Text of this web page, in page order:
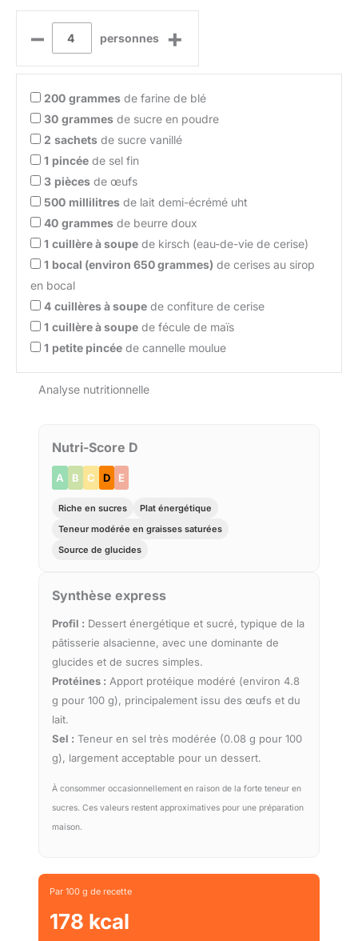
– personnes +
200 grammes de farine de blé
30 grammes de sucre en poudre
2 sachets de sucre vanillé
1 pincée de sel fin
3 pièces de œufs
500 millilitres de lait demi-écrémé uht
40 grammes de beurre doux
1 cuillère à soupe de kirsch (eau-de-vie de cerise)
1 bocal (environ 650 grammes) de cerises au sirop
en bocal
4 cuillères à soupe de confiture de cerise
1 cuillère à soupe de fécule de maïs
1 petite pincée de cannelle moulue
Analyse nutritionnelle
Nutri-Score D
A B C D E
Riche en sucres
Plat énergétique
Teneur modérée en graisses saturées
Source de glucides
Synthèse express
Profil : Dessert énergétique et sucré, typique de la
pâtisserie alsacienne, avec une dominante de
glucides et de sucres simples.
Protéines : Apport protéique modéré (environ 4.8
g pour 100 g), principalement issu des œufs et du
lait.
Sel : Teneur en sel très modérée (0.08 g pour 100
g), largement acceptable pour un dessert.
À consommer occasionnellement en raison de la forte teneur en
sucres. Ces valeurs restent approximatives pour une préparation
maison.
Par 100 g de recette
178 kcal